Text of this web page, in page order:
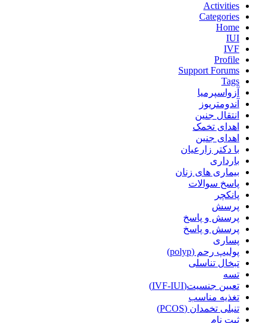
Activities
Categories
Home
IUI
IVF
Profile
Support Forums
Tags
آزواسپرمیا
آندومتریوز
انتقال جنین
اهدای تخمک
اهدای جنین
با دکتر زارعیان
بارداری
بیماری های زنان
پاسخ سوالات
پانکچر
پرسش
پرسش و پاسخ
پرسش و پاسخ
پساری
پولیپ رحم (polyp)
تبخال تناسلی
تسه
تعیین جنسیت(IVF-IUI)
تغذیه مناسب
تنبلی تخمدان (PCOS)
ثبت نام